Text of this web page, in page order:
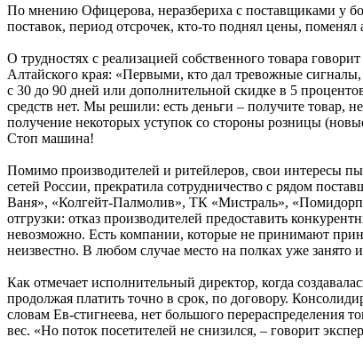
По мнению Офицерова, неразбериха с поставщиками у
поставок, период отсрочек, кто-то поднял цены,
О трудностях с реализацией собственного товара
Алтайского края: «Первыми, кто дал тревожные
с 30 до 90 дней или дополнительной скидке в 5
средств нет. Мы решили: есть деньги – получите товар,
получение некоторых уступок со стороны розницы
Стоп машина!
Помимо производителей и ритейлеров, свои интересы
сетей России, прекратила сотрудничество с рядом
Ваня», «Колгейт-Палмолив», ТК «Мистраль»,
отгрузки: отказ производителей предоставить
невозможно. Есть компании, которые не принимают
неизвестно. В любом случае место на полках уже занято
Как отмечает исполнительный директор, когда
продолжая платить точно в срок, по договору.
словам Ев-стигнеева, нет большого перераспределения
вес. «Но поток посетителей не снизился, – говорит